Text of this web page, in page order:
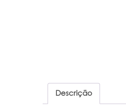
Descrição